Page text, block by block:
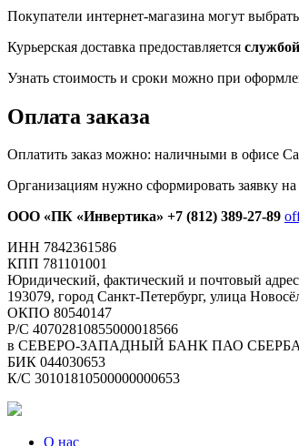
Покупатели интернет-магазина могут
Курьерская доставка предоставляется
Узнать стоимость и сроки можно при
Оплата заказа
Оплатить заказ можно: наличными в офисе
Организациям нужно сформировать заявку на
ООО «ПК «Инвертика» +7 (812) 389-27-89
ИНН 7842361586
КПП 781101001
Юридический, фактический и почтовый
193079, город Санкт-Петербург, улица
ОКПО 80540147
Р/С 40702810855000018566
в СЕВЕРО-ЗАПАДНЫЙ БАНК ПАО
БИК 044030653
К/С 30101810500000000653
О нас